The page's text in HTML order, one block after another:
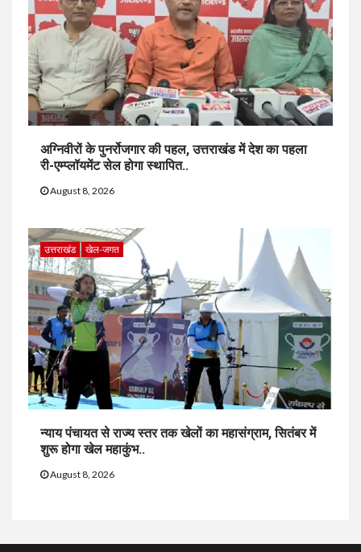
अग्निवीरों के पुनर्रोजगार की पहल, उत्तराखंड में देश का पहला
री-एम्प्लॉयमेंट सेल होगा स्थापित..
August 8, 2026
उत्तराखंड खेल-जगत
न्याय पंचायत से राज्य स्तर तक खेलों का महासंग्राम, सितंबर में
शुरू होगा खेल महाकुंभ..
August 8, 2026